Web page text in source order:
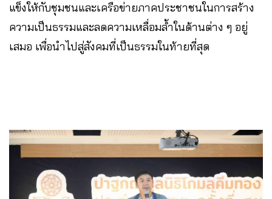
แข็งให้กับชุมชนและเครือข่ายภาคประชาชนในการสร้าง
ความเป็นธรรมและลดความเหลื่อมล้ำในด้านต่าง ๆ อยู่
เสมอ เพื่อนำไปสู่สังคมที่เป็นธรรมในท้ายที่สุด